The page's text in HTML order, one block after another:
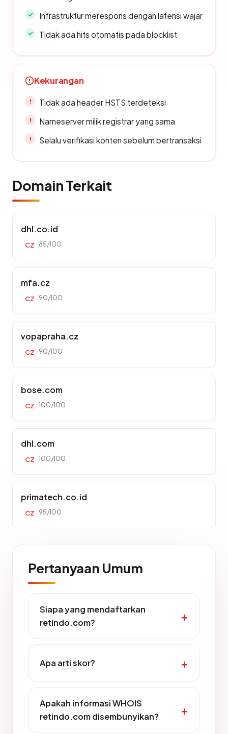
Infrastruktur merespons dengan latensi wajar
Tidak ada hits otomatis pada blocklist
Kekurangan
Tidak ada header HSTS terdeteksi
Nameserver milik registrar yang sama
Selalu verifikasi konten sebelum bertransaksi
Domain Terkait
dhl.co.id
CZ 85/100
mfa.cz
CZ 90/100
vopapraha.cz
CZ 90/100
bose.com
CZ 100/100
dhl.com
CZ 100/100
primatech.co.id
CZ 95/100
Pertanyaan Umum
Siapa yang mendaftarkan
retindo.com?
Apa arti skor?
Apakah informasi WHOIS
retindo.com disembunyikan?